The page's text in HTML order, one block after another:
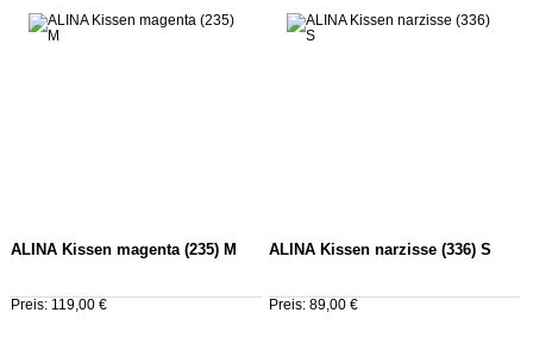
ALINA Kissen magenta (235) M
Preis: 119,00 €
ALINA Kissen narzisse (336) S
Preis: 89,00 €